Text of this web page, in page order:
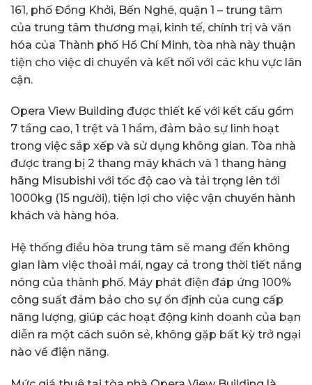
161, phố Đồng Khởi, Bến Nghé, quận 1 – trung tâm
của trung tâm thương mại, kinh tế, chính trị và văn
hóa của Thành phố Hồ Chí Minh, tòa nhà này thuận
tiện cho việc di chuyển và kết nối với các khu vực lân
cận.
Opera View Building được thiết kế với kết cấu gồm
7 tầng cao, 1 trệt và 1 hầm, đảm bảo sự linh hoạt
trong việc sắp xếp và sử dụng không gian. Tòa nhà
được trang bị 2 thang máy khách và 1 thang hàng
hãng Misubishi với tốc độ cao và tải trọng lên tới
1000kg (15 người), tiện lợi cho việc vận chuyển hành
khách và hàng hóa.
Hệ thống điều hòa trung tâm sẽ mang đến không
gian làm việc thoải mái, ngay cả trong thời tiết nắng
nóng của thành phố. Máy phát điện đáp ứng 100%
công suất đảm bảo cho sự ổn định của cung cấp
năng lượng, giúp các hoạt động kinh doanh của bạn
diễn ra một cách suôn sẻ, không gặp bất kỳ trở ngại
nào về điện năng.